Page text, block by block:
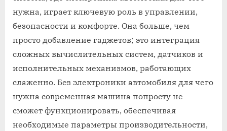
нужна, играет ключевую роль в управлении,
безопасности и комфорте. Она больше, чем
просто добавление гаджетов; это интеграция
сложных вычислительных систем, датчиков и
исполнительных механизмов, работающих
слаженно. Без электроники автомобиля для чего
нужна современная машина попросту не
сможет функционировать, обеспечивая
необходимые параметры производительности,